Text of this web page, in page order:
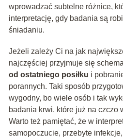
wprowadzać subtelne różnice,
interpretację, gdy badania są
śniadaniu.
Jeżeli zależy Ci na jak
najczęściej przyjmuje się
od ostatniego posiłku i
porannych. Taki sposób
wygodny, bo wiele osób i tak
badania krwi, które już na czczo
Warto też pamiętać, że w
samopoczucie, przebyte